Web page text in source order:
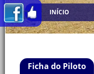
INÍCIO
Ficha do Piloto